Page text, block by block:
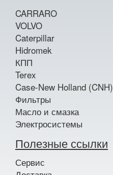
CARRARO
VOLVO
Caterpillar
Hidromek
КПП
Terex
Case-New Holland (CNH)
Фильтры
Масло и смазка
Электросистемы
Полезные ссылки
Сервис